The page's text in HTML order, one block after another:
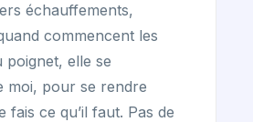
échauffements,
commencent les
poignet, elle se
moi, pour se rendre
fais ce qu’il faut. Pas de